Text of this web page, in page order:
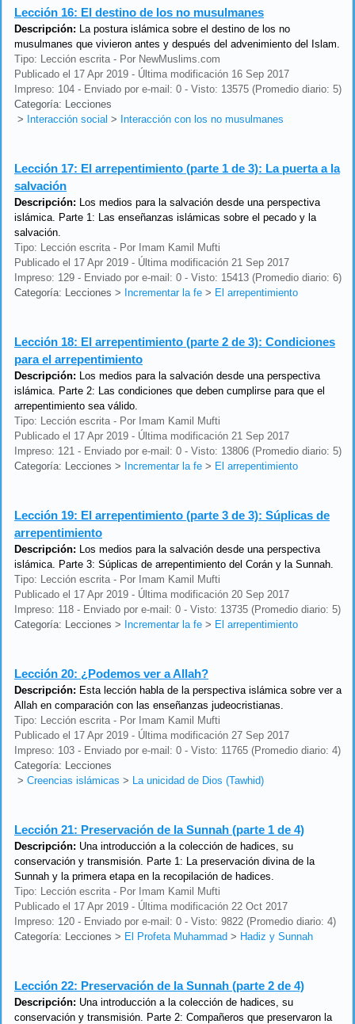
Lección 16: El destino de los no musulmanes
Descripción: La postura islámica sobre el destino de los no
musulmanes que vivieron antes y después del advenimiento del Islam.
Tipo: Lección escrita - Por NewMuslims.com
Publicado el 17 Apr 2019 - Última modificación 16 Sep 2017
Impreso: 104 - Enviado por e-mail: 0 - Visto: 13575 (Promedio diario: 5)
Categoría: Lecciones
> Interacción social > Interacción con los no musulmanes
Lección 17: El arrepentimiento (parte 1 de 3): La puerta a la
salvación
Descripción: Los medios para la salvación desde una perspectiva
islámica. Parte 1: Las enseñanzas islámicas sobre el pecado y la
salvación.
Tipo: Lección escrita - Por Imam Kamil Mufti
Publicado el 17 Apr 2019 - Última modificación 21 Sep 2017
Impreso: 129 - Enviado por e-mail: 0 - Visto: 15413 (Promedio diario: 6)
Categoría: Lecciones > Incrementar la fe > El arrepentimiento
Lección 18: El arrepentimiento (parte 2 de 3): Condiciones
para el arrepentimiento
Descripción: Los medios para la salvación desde una perspectiva
islámica. Parte 2: Las condiciones que deben cumplirse para que el
arrepentimiento sea válido.
Tipo: Lección escrita - Por Imam Kamil Mufti
Publicado el 17 Apr 2019 - Última modificación 21 Sep 2017
Impreso: 121 - Enviado por e-mail: 0 - Visto: 13806 (Promedio diario: 5)
Categoría: Lecciones > Incrementar la fe > El arrepentimiento
Lección 19: El arrepentimiento (parte 3 de 3): Súplicas de
arrepentimiento
Descripción: Los medios para la salvación desde una perspectiva
islámica. Parte 3: Súplicas de arrepentimiento del Corán y la Sunnah.
Tipo: Lección escrita - Por Imam Kamil Mufti
Publicado el 17 Apr 2019 - Última modificación 20 Sep 2017
Impreso: 118 - Enviado por e-mail: 0 - Visto: 13735 (Promedio diario: 5)
Categoría: Lecciones > Incrementar la fe > El arrepentimiento
Lección 20: ¿Podemos ver a Allah?
Descripción: Esta lección habla de la perspectiva islámica sobre ver a
Allah en comparación con las enseñanzas judeocristianas.
Tipo: Lección escrita - Por Imam Kamil Mufti
Publicado el 17 Apr 2019 - Última modificación 27 Sep 2017
Impreso: 103 - Enviado por e-mail: 0 - Visto: 11765 (Promedio diario: 4)
Categoría: Lecciones
> Creencias islámicas > La unicidad de Dios (Tawhid)
Lección 21: Preservación de la Sunnah (parte 1 de 4)
Descripción: Una introducción a la colección de hadices, su
conservación y transmisión. Parte 1: La preservación divina de la
Sunnah y la primera etapa en la recopilación de hadices.
Tipo: Lección escrita - Por Imam Kamil Mufti
Publicado el 17 Apr 2019 - Última modificación 22 Oct 2017
Impreso: 120 - Enviado por e-mail: 0 - Visto: 9822 (Promedio diario: 4)
Categoría: Lecciones > El Profeta Muhammad > Hadiz y Sunnah
Lección 22: Preservación de la Sunnah (parte 2 de 4)
Descripción: Una introducción a la colección de hadices, su
conservación y transmisión. Parte 2: Compañeros que preservaron la